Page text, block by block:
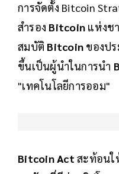
การจัดตั้ง Bitcoin
สำรอง Bitcoin แห่งช
สมบัติ Bitcoin ของป
ขึ้นเป็นผู้นำในการนำ
"เทคโนโลยีการออม"
Bitcoin Act สะท้อนใ